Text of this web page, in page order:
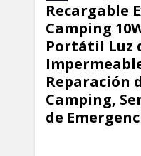
Recargable
Camping
Portátil Luz
Reparación
Camping,
de